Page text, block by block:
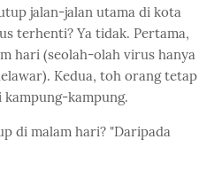
jalan-jalan utama di kota
terhenti? Ya tidak. Pertama,
hari (seolah-olah virus hanya
Kedua, toh orang tetap
kampung.
di malam hari? "Daripada